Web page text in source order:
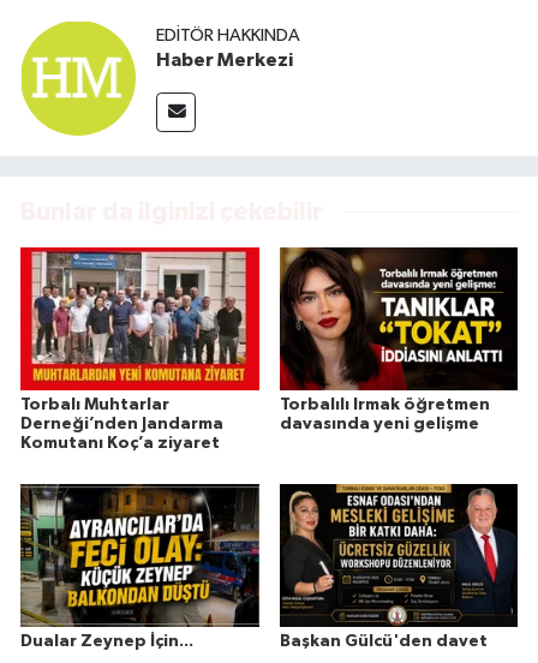
EDITÖR HAKKINDA
Haber Merkezi
Torbalı Muhtarlar
Derneği’nden Jandarma
Komutanı Koç’a ziyaret
Torbalılı Irmak öğretmen
davasında yeni gelişme
Dualar Zeynep İçin... Başkan Gülcü'den davet